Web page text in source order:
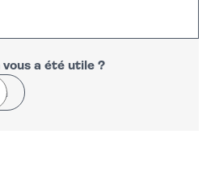
a été utile ?
Whatsapp
par courriel